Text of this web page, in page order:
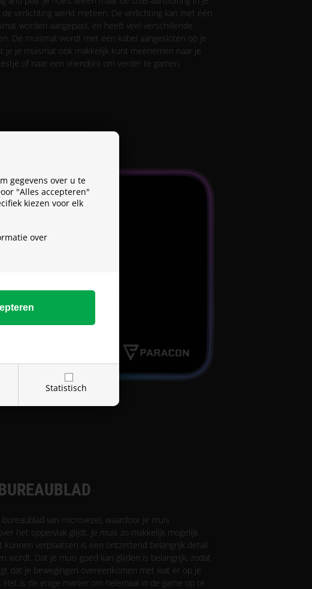
gegevens over u te
"Alles accepteren"
kiezen voor elk
over
Statistisch
verlichting werkt meteen. De verlichting kan met één
worden aangepast, en heeft veel verschillende
De muismat wordt met een kabel aangesloten op je
je je muismat ook makkelijk kunt meenemen naar je
of naar een vriend(in) om verder te gamen.
van microvezel, waardoor je muis
het oppervlak glijdt. Je muis zo makkelijk mogelijk
kunnen verplaatsen is een ontzettend belangrijk detail
wordt. Dat je muis goed kan glijden is belangrijk, zodat
dat je bewegingen overeenkomen met wat er op je
Het is de enige manier om helemaal in de game op te